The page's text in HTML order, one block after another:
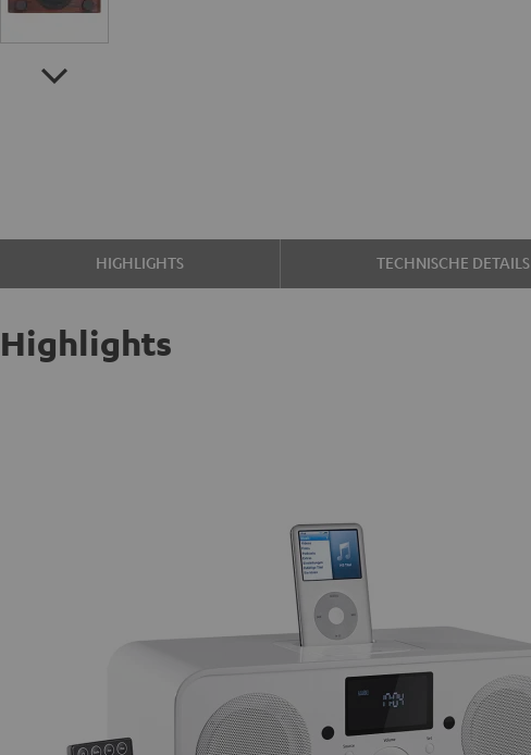
HIGHLIGHTS TECHNISCHE DETAILS
Highlights